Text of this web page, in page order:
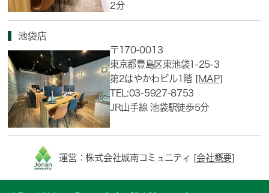
2分
池袋店
〒170-0013
東京都豊島区東池袋1-25-3
第2はやかわビル1階 [MAP]
TEL:03-5927-8753
JR山手線 池袋駅徒歩5分
運営：株式会社城南コミュニティ [会社概要]